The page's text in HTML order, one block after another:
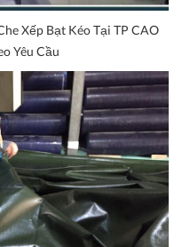
Xếp Bạt Kéo Tại TP CAO
Yêu Cầu